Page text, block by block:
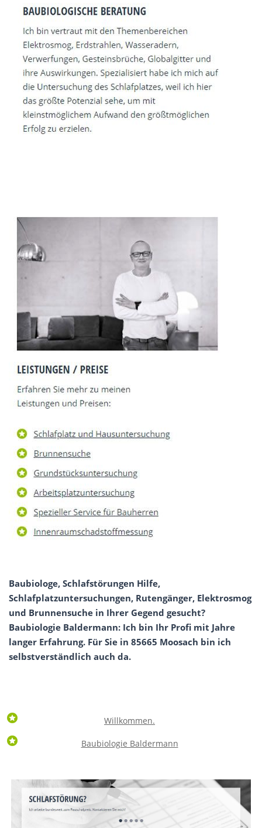
Baubiologe, Schlafstörungen Hilfe,
Schlafplatzuntersuchungen, Rutengänger, Elektrosmog
und Brunnensuche in Ihrer Gegend gesucht?
Baubiologie Baldermann: Ich bin Ihr Profi mit Jahre
langer Erfahrung. Für Sie in 85665 Moosach bin ich
selbstverständlich auch da.
Willkommen.
Baubiologie Baldermann